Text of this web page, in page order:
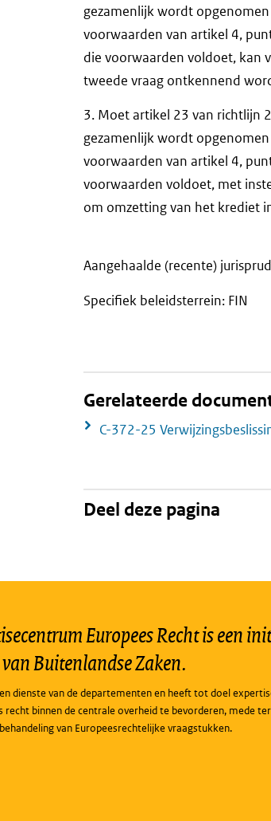
gezamenlijk wordt
voorwaarden van artikel 4,
die voorwaarden voldoet, kan
tweede vraag ontkennend
3. Moet artikel 23 van richtlijn
gezamenlijk wordt
voorwaarden van artikel 4,
voorwaarden voldoet, met
om omzetting van het krediet
Aangehaalde (recente)
Specifiek beleidsterrein: FIN
Gerelateerde
C-372-25
Deel deze pagina
Europees Recht is een
Buitenlandse Zaken.
dienste van de departementen en heeft tot doel
recht binnen de centrale overheid te bevorderen, mede
van Europeesrechtelijke vraagstukken.